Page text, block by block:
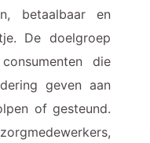
betaalbaar en
De doelgroep
die
geven aan
of gesteund.